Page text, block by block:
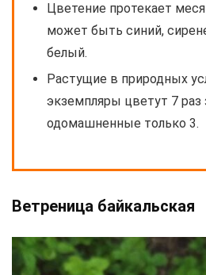
Цветение протекает
может быть синий,
белый.
Растущие в природных
экземпляры цветут 7 раз
одомашненные только 3.
Ветреница байкальская